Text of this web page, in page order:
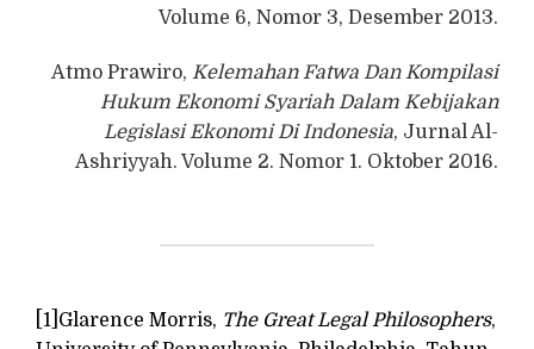
Volume 6, Nomor 3, Desember 2013.
Atmo Prawiro, Kelemahan Fatwa Dan Kompilasi
Hukum Ekonomi Syariah Dalam Kebijakan
Legislasi Ekonomi Di Indonesia, Jurnal Al-
Ashriyyah. Volume 2. Nomor 1. Oktober 2016.
[1] Glarence Morris, The Great Legal Philosophers,